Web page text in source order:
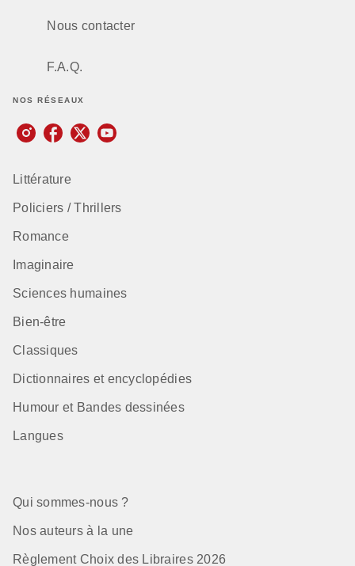
Nous contacter
F.A.Q.
NOS RÉSEAUX
Littérature
Policiers / Thrillers
Romance
Imaginaire
Sciences humaines
Bien-être
Classiques
Dictionnaires et encyclopédies
Humour et Bandes dessinées
Langues
Qui sommes-nous ?
Nos auteurs à la une
Règlement Choix des Libraires 2026